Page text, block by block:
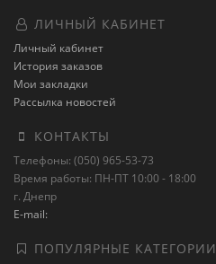
ЛИЧНЫЙ КАБИНЕТ
Личный кабинет
История заказов
Мои закладки
Рассылка новостей
КОНТАКТЫ
Телефоны: (050) 965-53-73
Время работы: ПН-ПТ 10:00 - 18:00
г. Днепр
E-mail:
ПОПУЛЯРНЫЕ КАТЕГОРИИ